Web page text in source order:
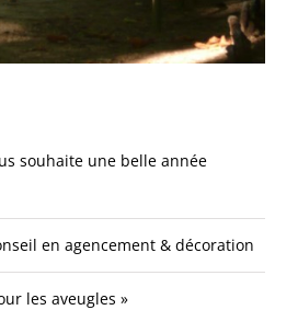
souhaite une belle année
en agencement & décoration
les aveugles »